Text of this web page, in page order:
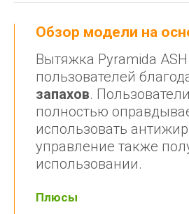
Обзор модели на
Вытяжка Pyramida
пользователей
запахов.
полностью
использовать
управление также
использовании.
Плюсы